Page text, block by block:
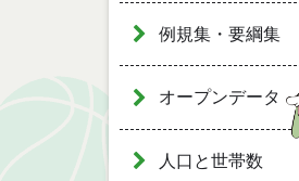
例規集・要綱集
オープンデータ
人口と世帯数